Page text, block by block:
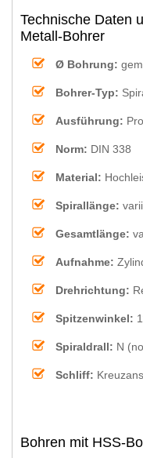
Technische Daten
Metall-Bohrer
Ø Bohrung:
Bohrer-Typ:
Ausführung:
Norm: DIN 338
Material:
Spirallänge:
Gesamtlänge:
Aufnahme:
Drehrichtung:
Spitzenwinkel:
Spiraldrall: N
Schliff:
Bohren mit HSS-